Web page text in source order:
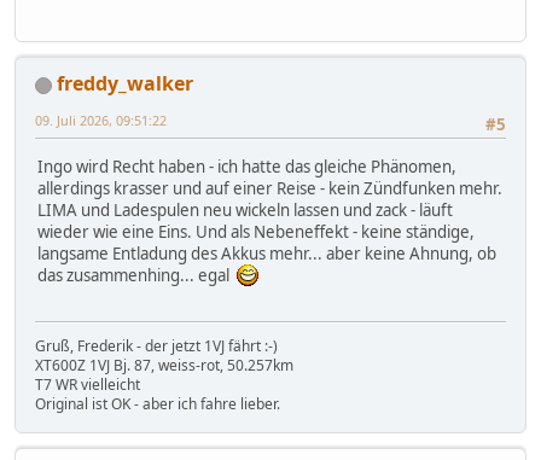
freddy_walker
#5
09. Juli 2026, 09:51:22
Ingo wird Recht haben - ich hatte das gleiche Phänomen,
allerdings krasser und auf einer Reise - kein Zündfunken mehr.
LIMA und Ladespulen neu wickeln lassen und zack - läuft
wieder wie eine Eins. Und als Nebeneffekt - keine ständige,
langsame Entladung des Akkus mehr... aber keine Ahnung, ob
das zusammenhing... egal
Gruß, Frederik - der jetzt 1VJ fährt :-)
XT600Z 1VJ Bj. 87, weiss-rot, 50.257km
T7 WR vielleicht
Original ist OK - aber ich fahre lieber.